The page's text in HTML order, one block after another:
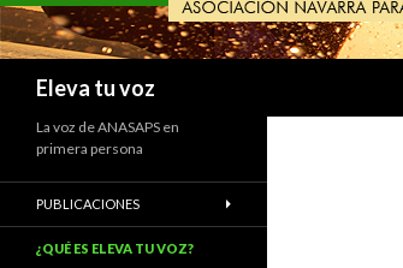
Eleva tu voz
La voz de ANASAPS en
primera persona
PUBLICACIONES
¿QUÉ ES ELEVA TU VOZ?